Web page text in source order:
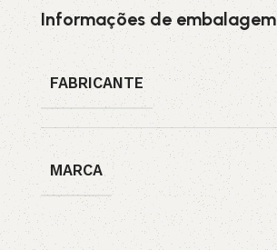
Informações de embalagem
FABRICANTE
MARCA